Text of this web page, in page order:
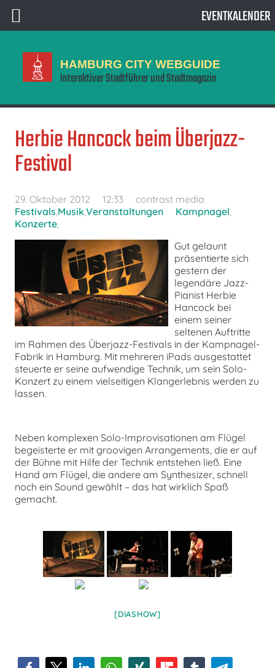
HAMBURG CITY WEBGUIDE
Interaktiver Stadtführer und Stadtmagazin
Herbie Hancock beim Überjazz-
Festival
29. Oktober 2012 12:33
contrast media
Festivals Musik Veranstaltungen Kampnagel
Konzerte
Gut gelaunt
präsentierte sich
gestern der
legendäre Jazz-
Pianist Herbie
Hancock bei
einem seiner
seltenen Auftritte
im Rahmen des Überjazz-Festivals in der Kampnagel-
Fabrik in Hamburg. Mit mehreren iPads ausgestattet
steuerte er seine aufwendige Technik, um sein Solo-
Konzert zu einem vielseitigen Klangerlebnis werden zu
lassen.
Neben komplexen Solo-Improvisationen am Flügel
begeisterte er mit groovigen Arrangements, die er auf
der Bühne mit Hilfe der Technik entstehen ließ. Eine
Hand am Flügel, die andere am Synthesizer, schnell
noch ein Sound gewählt – das hat wirklich Spaß
gemacht.
[DIASHOW]
EVENTKALENDER